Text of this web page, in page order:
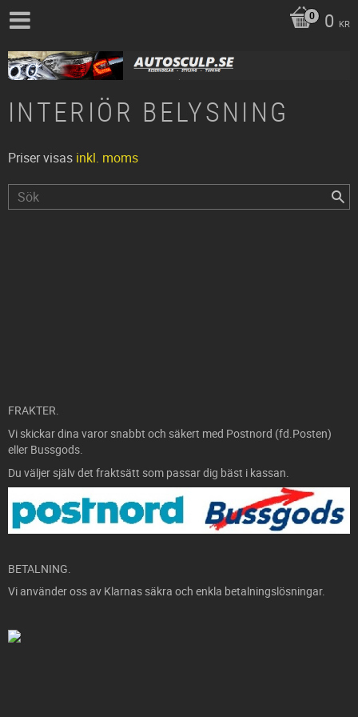
0 KR
INTERIÖR BELYSNING
Priser visas inkl. moms
FRAKTER.
Vi skickar dina varor snabbt och säkert med Postnord (fd.Posten)
eller Bussgods.
Du väljer själv det fraktsätt som passar dig bäst i kassan.
BETALNING.
Vi använder oss av Klarnas säkra och enkla betalningslösningar.